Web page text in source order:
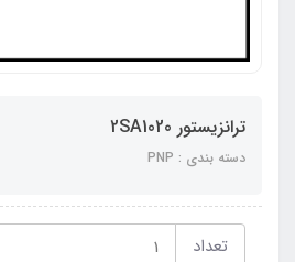
ترانزیستور 2SA1020
دسته بندی : PNP
تعداد